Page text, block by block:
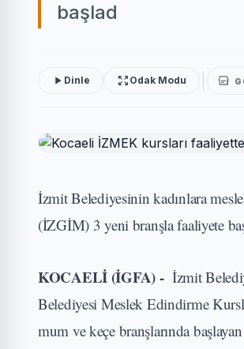
başlad
Dinle Odak Modu
İzmit Belediyesinin kadınlara
(İZGİM) 3 yeni branşla faaliyete
KOCAELİ (İGFA) - İzmit
Belediyesi Meslek Edindirme
mum ve keçe branşlarında